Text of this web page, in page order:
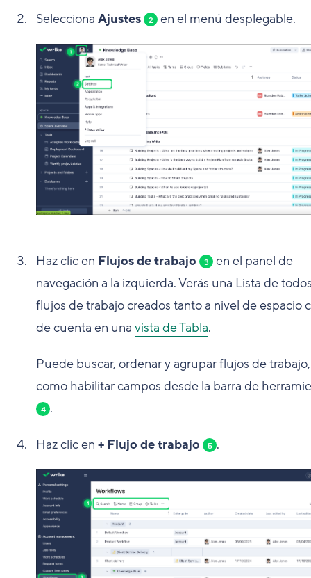
Selecciona Ajustes 2 en el menú desplegable.
Haz clic en Flujos de trabajo 3
en el panel de
navegación a la izquierda. Verás una Lista de
flujos de trabajo creados tanto a nivel de espacio
de cuenta en una vista de Tabla.
Puede buscar, ordenar y agrupar flujos de
como habilitar campos desde la barra de
4 .
Haz clic en + Flujo de trabajo 5 .